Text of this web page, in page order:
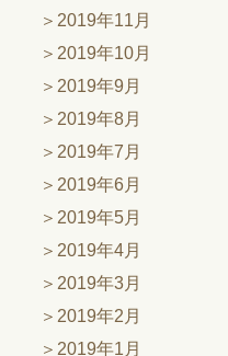
2019年11月
2019年10月
2019年9月
2019年8月
2019年7月
2019年6月
2019年5月
2019年4月
2019年3月
2019年2月
2019年1月